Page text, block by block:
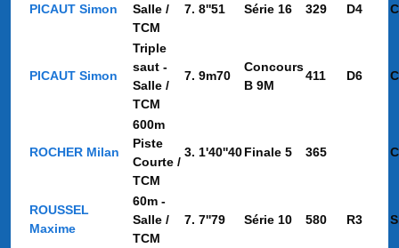
PICAUT Simon
Salle /
TCM
7. 8''51 Série 16 329 D4
PICAUT Simon
Triple
saut -
Salle /
TCM
7. 9m70
Concours
B 9M
411 D6
ROCHER Milan
600m
Piste
Courte /
TCM
3. 1'40''40Finale 5 365
ROUSSEL
Maxime
60m -
Salle /
TCM
7. 7''79 Série 10 580 R3